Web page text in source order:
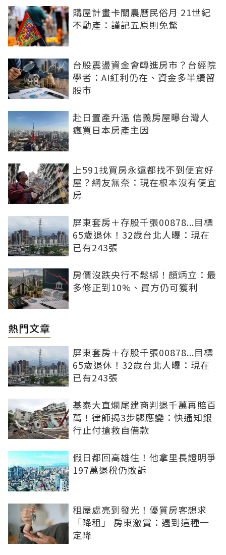
購屋計畫卡關農曆民俗月 21世紀
不動產：謹記五原則免驚
台股震盪資金會轉進房市？台經院
學者：AI紅利仍在、資金多半續留
股市
赴日置產升溫 信義房屋曝台灣人
瘋買日本房產主因
上591找買房永遠都找不到便宜好
屋？網友無奈：現在根本沒有便宜
房
屏東套房＋存股千張00878...目標
65歲退休！32歲台北人曝：現在
已有243張
房價沒跌央行不鬆綁！顏炳立：最
多修正到10%、買方仍可獲利
熱門文章
屏東套房＋存股千張00878...目標
65歲退休！32歲台北人曝：現在
已有243張
基泰大直爛尾建商判退千萬再賠百
萬！律師揭3步驟應變：快通知銀
行止付搶救自備款
假日都回高雄住！他拿里長證明爭
197萬退稅仍敗訴
租屋處亮到發光！優質房客想求
「降租」 房東激賞：遇到這種一
定降